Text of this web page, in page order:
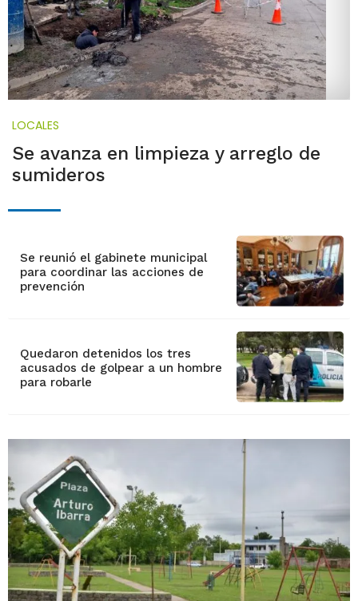
LOCALES
Se avanza en limpieza y arreglo de
sumideros
Se reunió el gabinete municipal
para coordinar las acciones de
prevención
Quedaron detenidos los tres
acusados de golpear a un hombre
para robarle